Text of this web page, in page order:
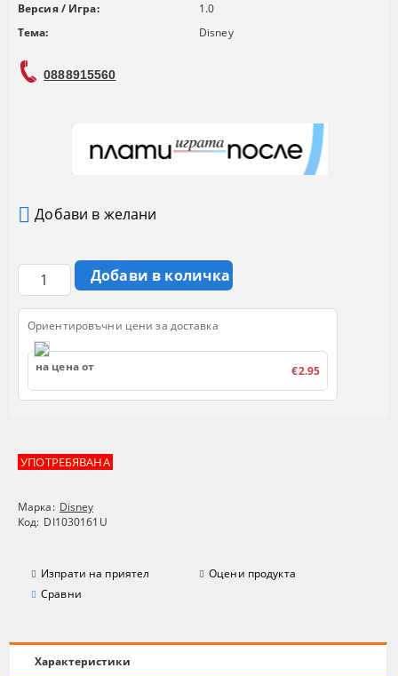
УПОТРЕБЯВАНА
Марка: Disney
Код: DI1030161U
Изпрати на приятел
Оцени продукта
Сравни
Версия / Игра:
1.0
Тема:
Disney
0888915560
Добави в желани
Ориентировъчни цени за доставка
на цена от €2.95
Характеристики